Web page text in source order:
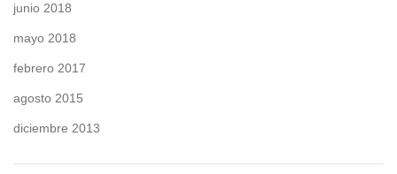
junio 2018
mayo 2018
febrero 2017
agosto 2015
diciembre 2013